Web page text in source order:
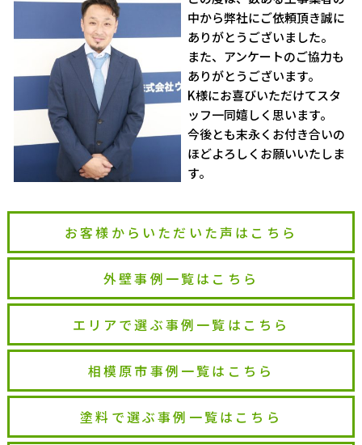
中から弊社にご依頼頂き誠に
ありがとうございました。
また、アンケートのご協力も
ありがとうございます。
K様にお喜びいただけてスタ
ッフ一同嬉しく思います。
今後とも末永くお付き合いの
ほどよろしくお願いいたしま
す。
お客様からいただいた声はこちら
外壁事例一覧はこちら
エリアで選ぶ事例一覧はこちら
相模原市事例一覧はこちら
塗料で選ぶ事例一覧はこちら